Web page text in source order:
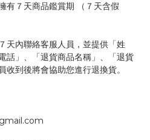
有７天商品鑑賞期 （７天含假
天內聯絡客服人員，並提供「姓
話」、「退貨商品名稱」、「退貨
到後將會協助您進行退換貨。